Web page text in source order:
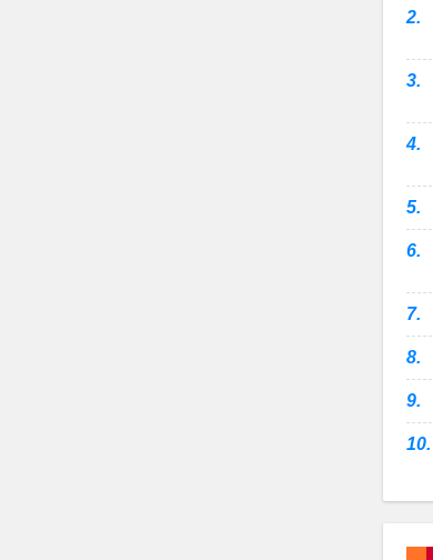
2.
3.
4.
5.
6.
7.
8.
9.
10.